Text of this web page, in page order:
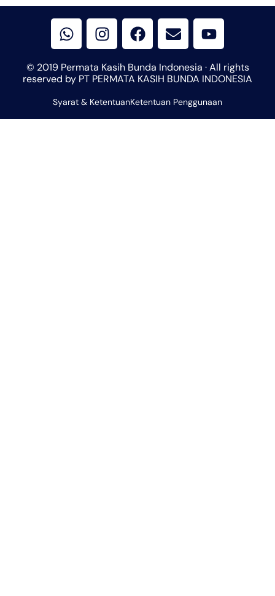
h
a
t
s
a
p
p
n
s
t
a
r
a
a
c
b
o
k
n
v
e
l
p
e
o
u
t
u
e
© 2019 Permata Kasih Bunda Indonesia · All rights
reserved by PT PERMATA KASIH BUNDA INDONESIA
Syarat & KetentuanKetentuan Penggunaan